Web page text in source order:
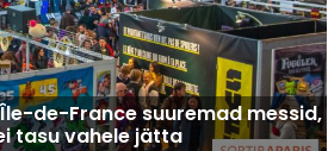
de-France suuremad messid,
tasu vahele jätta